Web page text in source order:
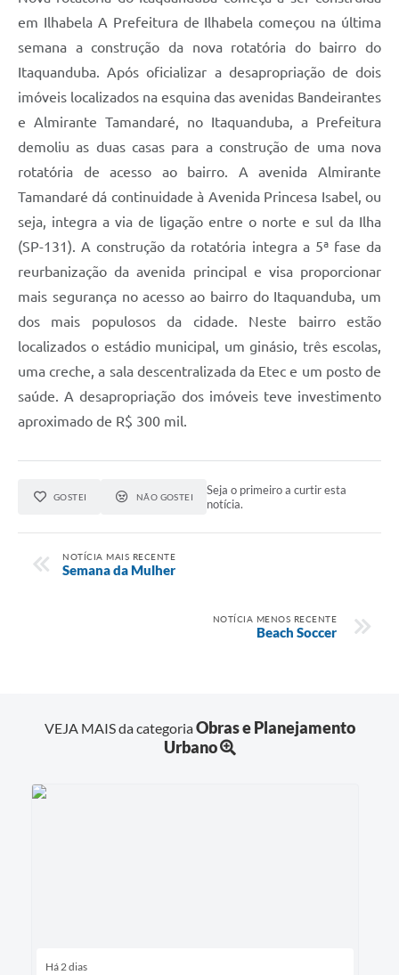
em Ilhabela A Prefeitura de Ilhabela começou na última
semana a construção da nova rotatória do bairro do
Itaquanduba. Após oficializar a desapropriação de dois
imóveis localizados na esquina das avenidas Bandeirantes
e Almirante Tamandaré, no Itaquanduba, a Prefeitura
demoliu as duas casas para a construção de uma nova
rotatória de acesso ao bairro. A avenida Almirante
Tamandaré dá continuidade à Avenida Princesa Isabel, ou
seja, integra a via de ligação entre o norte e sul da Ilha
(SP-131). A construção da rotatória integra a 5ª fase da
reurbanização da avenida principal e visa proporcionar
mais segurança no acesso ao bairro do Itaquanduba, um
dos mais populosos da cidade. Neste bairro estão
localizados o estádio municipal, um ginásio, três escolas,
uma creche, a sala descentralizada da Etec e um posto de
saúde. A desapropriação dos imóveis teve investimento
aproximado de R$ 300 mil.
GOSTEI NÃO GOSTEI
Seja o primeiro a curtir esta
notícia.
NOTÍCIA MAIS RECENTE
Semana da Mulher
NOTÍCIA MENOS RECENTE
Beach Soccer
VEJA MAIS da categoriaObras e Planejamento
Urbano
Há 2 dias